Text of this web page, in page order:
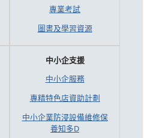
專業考試
圖書及學習資源
中小企支援
中小企服務
專精特色店資助計劃
中小企業防浸設備維修保
養知多D